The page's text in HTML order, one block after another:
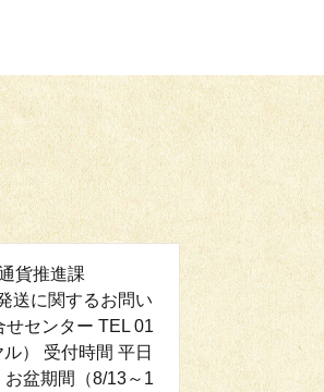
貨推進課
送に関するお問い
センター TEL 01
） 受付時間 平日
盆期間（8/13～1